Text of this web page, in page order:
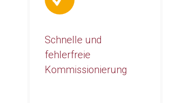
Schnelle und
fehlerfreie
Kommissionierung